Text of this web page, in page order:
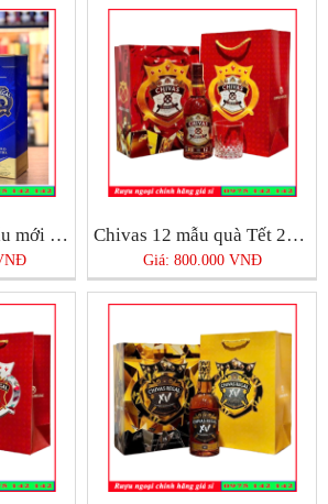
Chivas 18 Gold mẫu mới 2025 Chivas 12 mẫu quà Tết 2025
Giá: 800.000 VNĐ